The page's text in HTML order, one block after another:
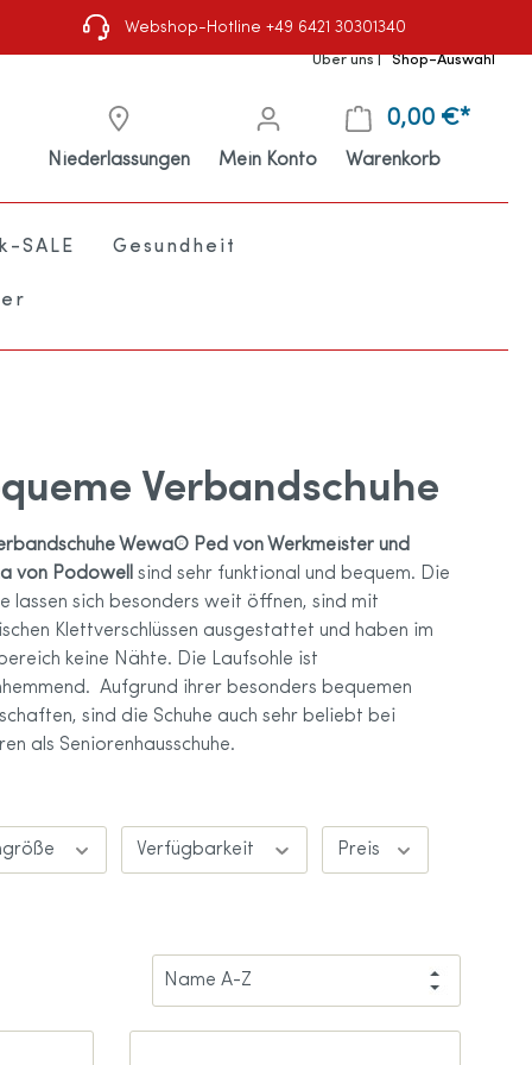
Webshop-Hotline +49 6421 30301340
Über uns| Shop-Auswahl
Niederlassungen Mein Konto
0,00 €*
Warenkorb
SALE Gesundheit
Verbandschuhe
Wewa® Ped von Werkmeister und
von Podowell sind sehr funktional und bequem. Die
lassen sich besonders weit öffnen, sind mit
Klettverschlüssen ausgestattet und haben im
keine Nähte. Die Laufsohle ist
Aufgrund ihrer besonders bequemen
sind die Schuhe auch sehr beliebt bei
als Seniorenhausschuhe.
Verfügbarkeit Preis